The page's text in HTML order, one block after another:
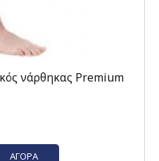
νάρθηκας Premium
ΑΓΟΡΆ